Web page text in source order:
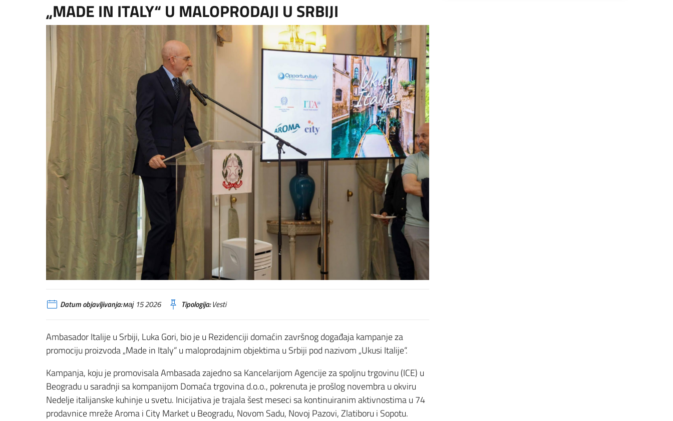
„MADE IN ITALY“ U MALOPRODAJI U SRBIJI
Datum objavljivanja:мај 15 2026 Tipologija:Vesti
Ambasador Italije u Srbiji, Luka Gori, bio je u Rezidenciji domaćin završnog događaja kampanje za
promociju proizvoda „Made in Italy“ u maloprodajnim objektima u Srbiji pod nazivom „Ukusi Italije“.
Kampanja, koju je promovisala Ambasada zajedno sa Kancelarijom Agencije za spoljnu trgovinu (ICE) u
Beogradu u saradnji sa kompanijom Domaća trgovina d.o.o., pokrenuta je prošlog novembra u okviru
Nedelje italijanske kuhinje u svetu. Inicijativa je trajala šest meseci sa kontinuiranim aktivnostima u 74
prodavnice mreže Aroma i City Market u Beogradu, Novom Sadu, Novoj Pazovi, Zlatiboru i Sopotu.